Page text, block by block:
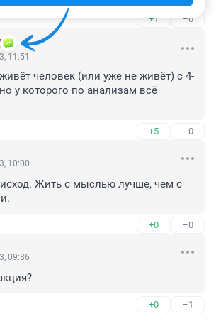
+1 –0
11:51
человек (или уже не живёт) с 4-
у которого по анализам всё
+5 –0
10:00
Жить с мыслью лучше, чем с
+0 –0
09:36
+0 –1